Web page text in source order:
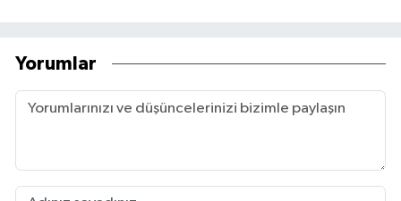
Yorumlar